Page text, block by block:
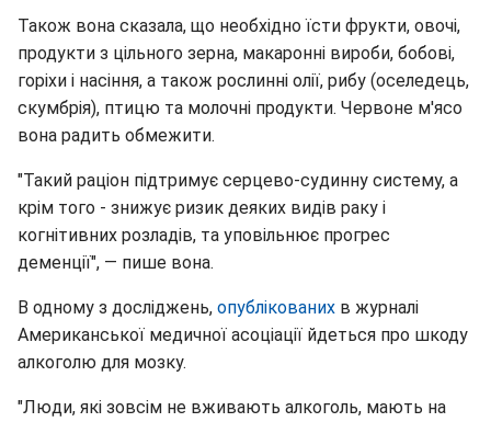
Також вона сказала, що необхідно їсти фрукти, овочі,
продукти з цільного зерна, макаронні вироби, бобові,
горіхи і насіння, а також рослинні олії, рибу (оселедець,
скумбрія), птицю та молочні продукти. Червоне м'ясо
вона радить обмежити.
"Такий раціон підтримує серцево-судинну систему, а
крім того - знижує ризик деяких видів раку і
когнітивних розладів, та уповільнює прогрес
деменції", — пише вона.
В одному з досліджень, опублікованих в журналі
Американської медичної асоціації йдеться про шкоду
алкоголю для мозку.
"Люди, які зовсім не вживають алкоголь, мають на